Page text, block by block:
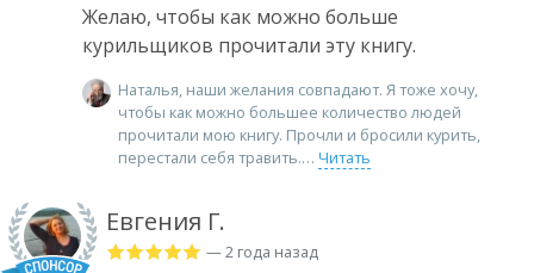
Желаю, чтобы как можно больше
курильщиков прочитали эту книгу.
Наталья, наши желания совпадают. Я тоже хочу,
чтобы как можно большее количество людей
прочитали мою книгу. Прочли и бросили курить,
перестали себя травить.
Читать
Евгения Г.
— 2 года назад